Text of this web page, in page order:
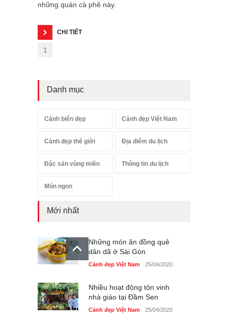
những quán cà phê này.
CHI TIẾT
1
Danh mục
Cảnh biển đẹp Cảnh đẹp Việt Nam
Cảnh đẹp thế giới Địa điểm du lịch
Đặc sản vùng miền Thông tin du lịch
Món ngon
Mới nhất
Những món ăn đồng quê
dân dã ở Sài Gòn
Cảnh đẹp Việt Nam 25/04/2020
Nhiều hoạt động tôn vinh
nhà giáo tại Đầm Sen
Cảnh đẹp Việt Nam 25/04/2020